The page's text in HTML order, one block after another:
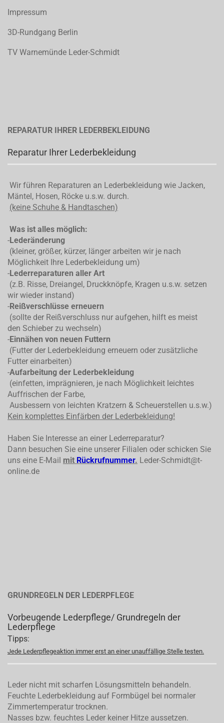
Impressum
3D-Rundgang Berlin
TV Warnemünde Leder-Schmidt
REPARATUR IHRER LEDERBEKLEIDUNG
Reparatur Ihrer Lederbekleidung
Wir führen Reparaturen an Lederbekleidung wie Jacken,
Mäntel, Hosen, Röcke u.s.w. durch.
(keine Schuhe & Handtaschen)
Was ist alles möglich:
-Lederänderung
(kleiner, größer, kürzer, länger arbeiten wir je nach
Möglichkeit Ihre Lederbekleidung um)
-Lederreparaturen aller Art
(z.B. Risse, Dreiangel, Druckknöpfe, Kragen u.s.w. setzen
wir wieder instand)
-Reißverschlüsse erneuern
(sollte der Reißverschluss nur aufgehen, hilft es meist
den Schieber zu wechseln)
-Einnähen von neuen Futtern
(Futter der Lederbekleidung erneuern oder zusätzliche
Futter einarbeiten)
-Aufarbeitung der Lederbekleidung
(einfetten, imprägnieren, je nach Möglichkeit leichtes
Auffrischen der Farbe,
Ausbessern von leichten Kratzern & Scheuerstellen u.s.w.)
Kein komplettes Einfärben der Lederbekleidung!
Haben Sie Interesse an einer Lederreparatur?
Dann besuchen Sie eine unserer Filialen oder schicken Sie
uns eine E-Mail mit Rückrufnummer. Leder-Schmidt@t-
online.de
GRUNDREGELN DER LEDERPFLEGE
Vorbeugende Lederpflege/ Grundregeln der
Lederpflege
Tipps:
Jede Lederpflegeaktion immer erst an einer unauffällige Stelle testen.
Leder nicht mit scharfen Lösungsmitteln behandeln.
Feuchte Lederbekleidung auf Formbügel bei normaler
Zimmertemperatur trocknen.
Nasses bzw. feuchtes Leder keiner Hitze aussetzen.